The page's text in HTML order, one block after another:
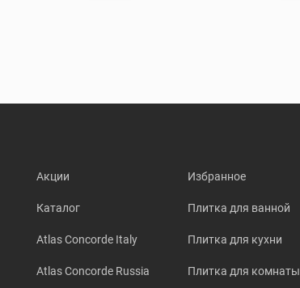
Акции
Каталог
Atlas Concorde Italy
Atlas Concorde Russia
Избранное
Плитка для ванной
Плитка для кухни
Плитка для комнаты